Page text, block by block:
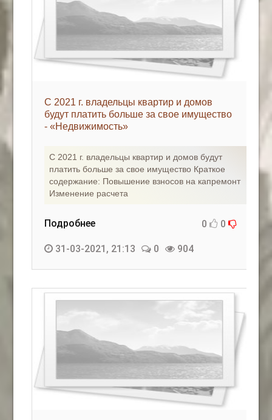
С 2021 г. владельцы квартир и домов
будут платить больше за свое имущество
- «Недвижимость»
С 2021 г. владельцы квартир и домов будут
платить больше за свое имущество Краткое
содержание: Повышение взносов на капремонт
Изменение расчета
Подробнее 0 0
31-03-2021, 21:13 0 904